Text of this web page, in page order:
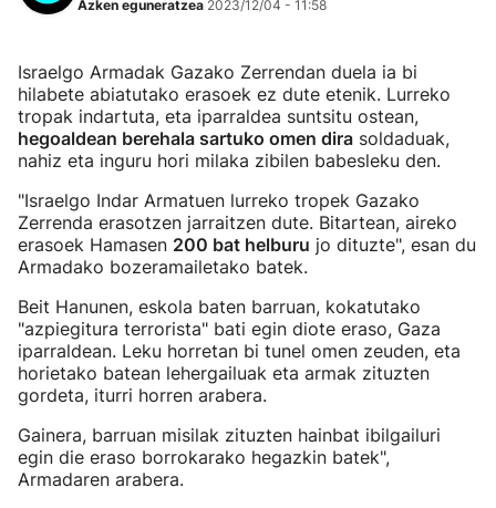
Azken eguneratzea 2023/12/04 - 11:58
Israelgo Armadak Gazako Zerrendan duela ia bi
hilabete abiatutako erasoek ez dute etenik. Lurreko
tropak indartuta, eta iparraldea suntsitu ostean,
hegoaldean berehala sartuko omen dira soldaduak,
nahiz eta inguru hori milaka zibilen babesleku den.
"Israelgo Indar Armatuen lurreko tropek Gazako
Zerrenda erasotzen jarraitzen dute. Bitartean, aireko
erasoek Hamasen 200 bat helburu jo dituzte", esan du
Armadako bozeramailetako batek.
Beit Hanunen, eskola baten barruan, kokatutako
"azpiegitura terrorista" bati egin diote eraso, Gaza
iparraldean. Leku horretan bi tunel omen zeuden, eta
horietako batean lehergailuak eta armak zituzten
gordeta, iturri horren arabera.
Gainera, barruan misilak zituzten hainbat ibilgailuri
egin die eraso borrokarako hegazkin batek",
Armadaren arabera.